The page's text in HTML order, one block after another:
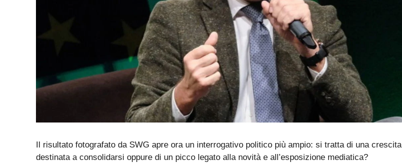
Il risultato fotografato da SWG apre ora un interrogativo politico più ampio: si tratta di una crescita
destinata a consolidarsi oppure di un picco legato alla novità e all’esposizione mediatica?